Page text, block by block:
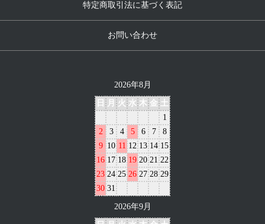
特定商取引法に基づく表記
お問い合わせ
2026年8月
日 月 火 水 木 金 土
1
2
3 4 5 6 7
8
9 10 11 12 13 14 15
16 17 18 19 20 21 22
23 24 25 26 27 28 29
30 31
2026年9月